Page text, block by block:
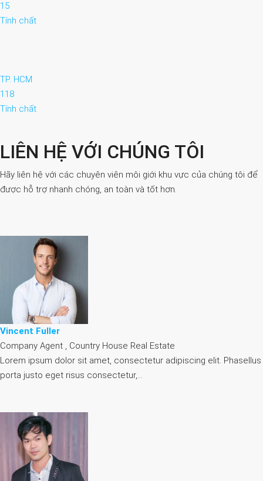
15
Tính chất
TP. HCM
118
Tính chất
LIÊN HỆ VỚI CHÚNG TÔI
Hãy liên hệ với các chuyên viên môi giới khu vực của chúng tôi để
được hỗ trợ nhanh chóng, an toàn và tốt hơn.
Vincent Fuller
Company Agent , Country House Real Estate
Lorem ipsum dolor sit amet, consectetur adipiscing elit. Phasellus
porta justo eget risus consectetur,…